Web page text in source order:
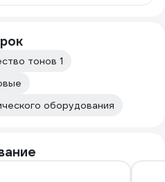
тонов 1
оборудования